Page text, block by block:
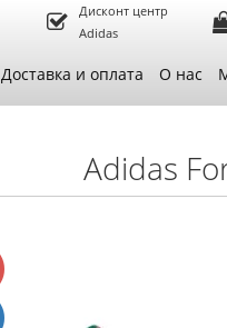
Дисконт центр
Adidas
Доставка и оплата О нас
Adidas